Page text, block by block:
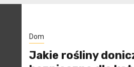
Dom
Jakie rośliny